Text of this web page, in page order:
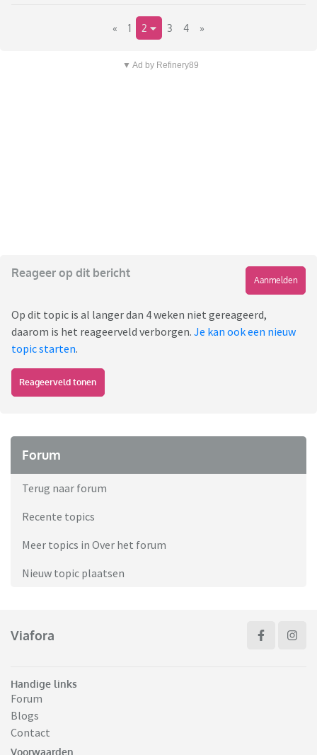
« 1 2 3 4 »
▼ Ad by Refinery89
Reageer op dit bericht
Aanmelden
Op dit topic is al langer dan 4 weken niet gereageerd,
daarom is het reageerveld verborgen. Je kan ook een nieuw
topic starten.
Reageerveld tonen
Forum
Terug naar forum
Recente topics
Meer topics in Over het forum
Nieuw topic plaatsen
Viafora
Handige links
Forum
Blogs
Contact
Voorwaarden